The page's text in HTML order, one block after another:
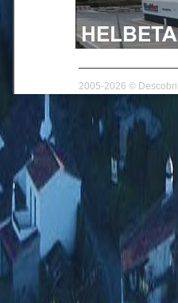
2005-2026 ©